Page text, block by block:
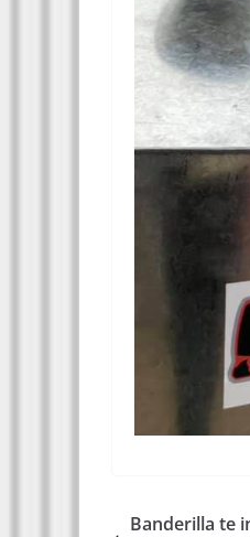
Banderilla te